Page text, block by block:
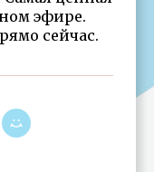
эфире.
сейчас.